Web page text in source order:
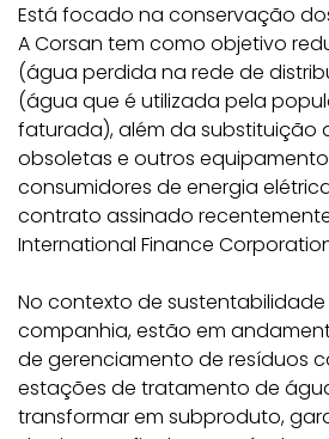
Está focado na conservação
A Corsan tem como objetivo
(água perdida na rede de
(água que é utilizada pela
faturada), além da substituição
obsoletas e outros
consumidores de energia
contrato assinado
International Finance
No contexto de
companhia, estão em
de gerenciamento de resíduos
estações de tratamento de
transformar em subproduto,